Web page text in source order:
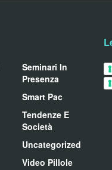
Seminari In
Presenza
Smart Pac
Tendenze E
Società
Uncategorized
Video Pillole